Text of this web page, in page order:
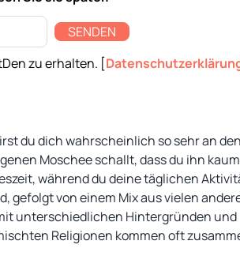
SENDEN
zu erhalten. [
du dich wahrscheinlich so sehr an
Moschee schallt, dass du ihn
während du deine täglichen
gefolgt von einem Mix aus vielen
unterschiedlichen Hintergründen und
Religionen kommen oft